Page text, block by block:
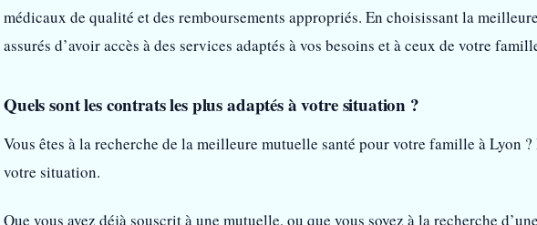
médicaux de qualité et des remboursements appropriés. En choisissant la
assurés d’avoir accès à des services adaptés à vos besoins et à ceux de votre
Quels sont les contrats les plus adaptés à votre situation ?
Vous êtes à la recherche de la meilleure mutuelle santé pour votre famille à Lyon
votre situation.
Que vous ayez déjà souscrit à une mutuelle, ou que vous soyez à la recherche